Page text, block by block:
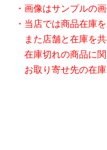
・画像はサンプルの
・当店では商品在庫
また店舗と在庫を共
在庫切れの商品に関
お取り寄せ先の在